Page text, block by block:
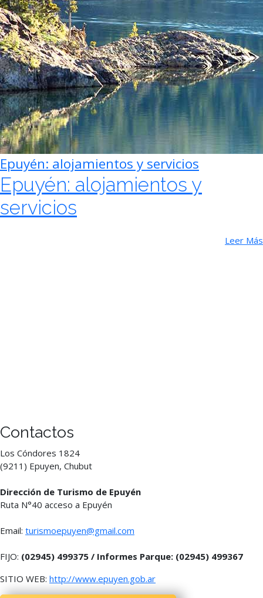
Epuyén: alojamientos y servicios
Epuyén: alojamientos y
servicios
Leer Más
Contactos
Los Cóndores 1824
(9211) Epuyen, Chubut
Dirección de Turismo de Epuyén
Ruta N°40 acceso a Epuyén
Email: turismoepuyen@gmail.com
FIJO: (02945) 499375 / Informes Parque: (02945) 499367
SITIO WEB: http://www.epuyen.gob.ar